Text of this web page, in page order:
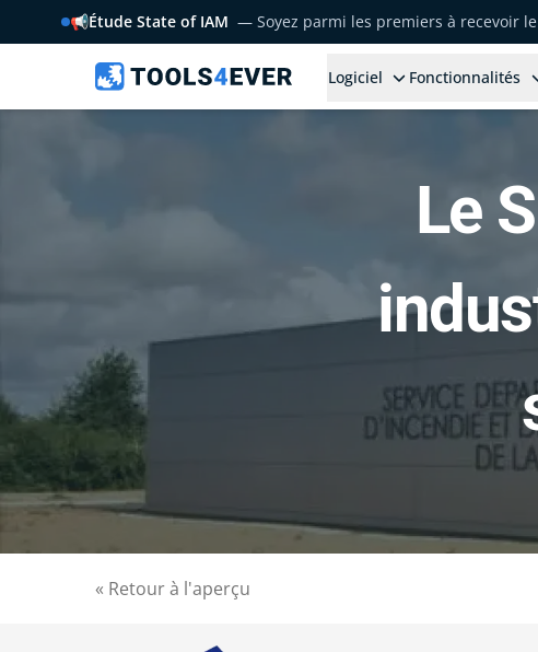
📢Étude State of IAM — Soyez parmi les premiers à recevoir
Logiciel Fonctionnalités
Le
« Retour à l'aperçu